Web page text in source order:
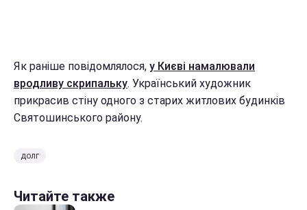
Як раніше повідомлялося, у Києві намалювали
вродливу скрипальку. Український художник
прикрасив стіну одного з старих житлових будинків
Святошинського району.
долг
Читайте также